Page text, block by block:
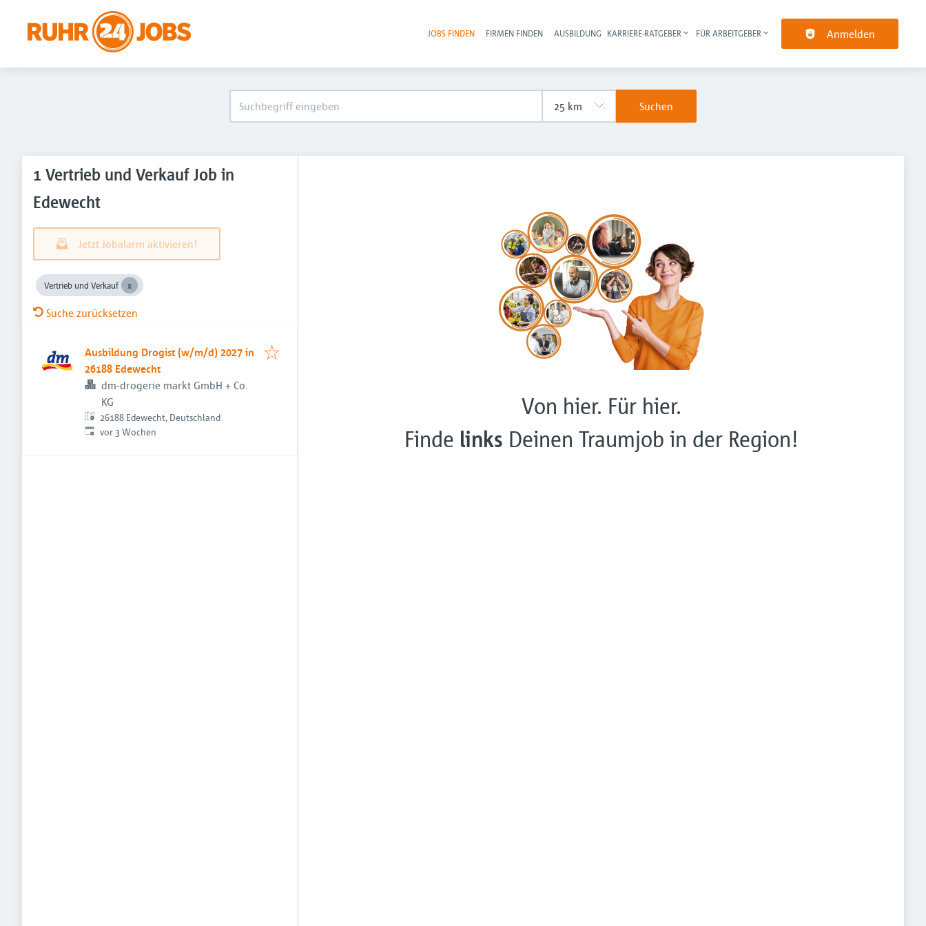
Haupt-Navigation
JOBS FINDEN FIRMEN FINDEN AUSBILDUNG KARRIERE-RATGEBER FÜR ARBEITGEBER Anmelden
Suchen
1 Vertrieb und Verkauf Job in
Edewecht
Jetzt Jobalarm aktivieren!
Vertrieb und Verkauf
Suche zurücksetzen
Ausbildung Drogist (w/m/d) 2027 in
26188 Edewecht
dm-drogerie markt GmbH + Co.
KG
26188 Edewecht, Deutschland
Veröffentlicht:
vor 3 Wochen
Von hier. Für hier.
Finde links Deinen Traumjob in der Region!